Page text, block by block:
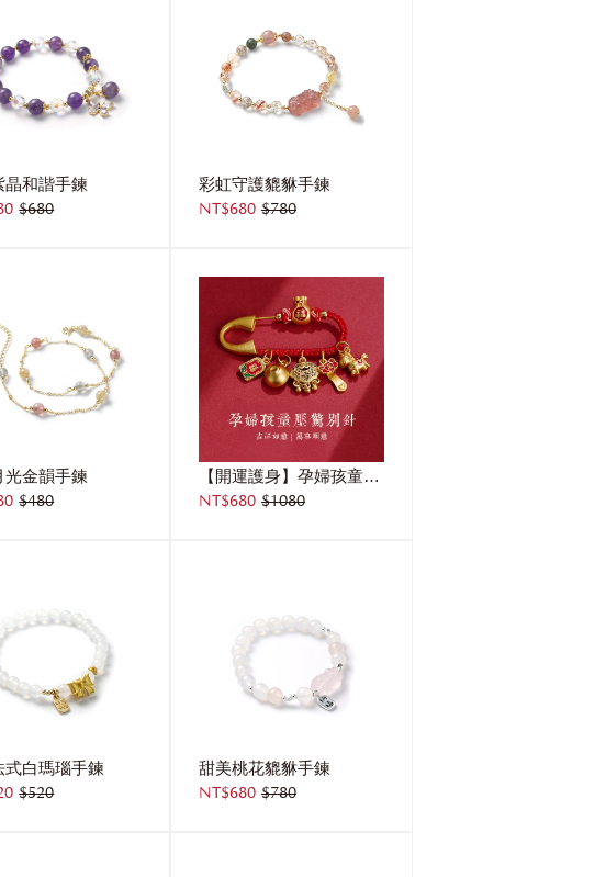
晶和諧手鍊
$680
彩虹守護貔貅手鍊
NT$680 $780
光金韻手鍊
$480
【開運護身】孕婦孩童壓驚別針｜吉祥如意・萬事順意・保平安守護掛飾
NT$680 $1080
式白瑪瑙手鍊
$520
甜美桃花貔貅手鍊
NT$680 $780